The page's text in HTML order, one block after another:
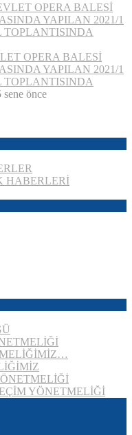
OPERA BALESİ
YAPILAN 2021/1
sene önce
HABERLERİ
YÖNETMELİĞİ